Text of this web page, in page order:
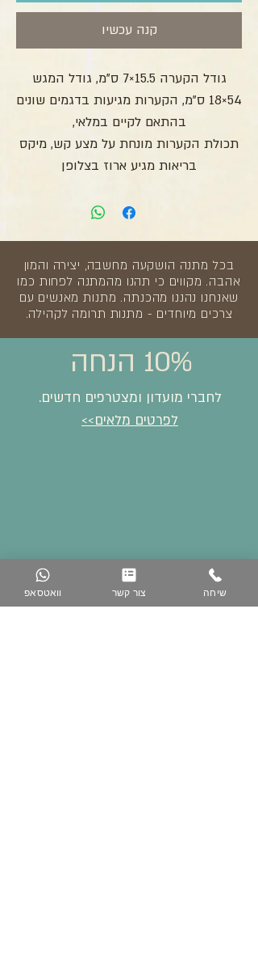
קנה עכשיו
גודל הקערה 15.5×7 ס"מ, גודל המגש
54×18 ס"מ, הקערות מגיעות בדגמים שונים
בהתאם לקיים במלאי,
תכולת הקערות מונחת על מצע קש, מיקס
בריאות מגיע ארוז בצלופן
בכל מתנה הושקעה מחשבה, יצירה והמון
אהבה. מקווים כי תהנו מהמתנה לפחות כמו
שאנחנו נהננו מהכנתה. מתנות מאנשים עם
צרכים מיוחדים - מתנות תרומה לקהילה.
10% הנחה
לחברי מועדון ומצטרפים חדשים.
לפרטים מלאים>>
וואטסאפ צור קשר שיחה